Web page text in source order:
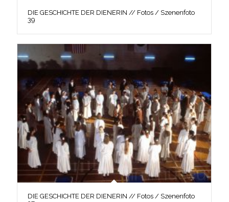
DIE GESCHICHTE DER DIENERIN // Fotos / Szenenfoto
39
DIE GESCHICHTE DER DIENERIN // Fotos / Szenenfoto